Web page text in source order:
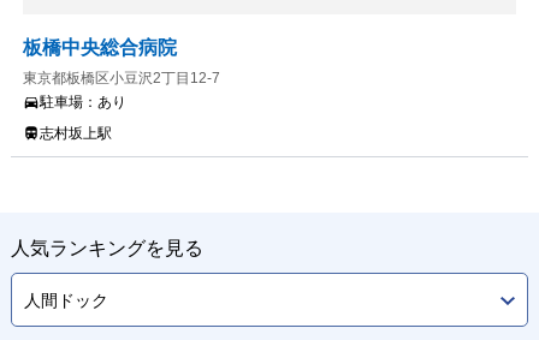
板橋中央総合病院
東京都板橋区小豆沢2丁目12-7
駐車場： あり
志村坂上駅
人気ランキングを見る